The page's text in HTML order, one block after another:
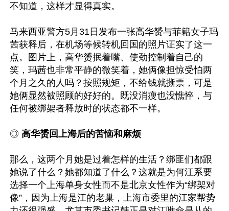
不知道，这样才显得真实。
马来西亚警方5月31日发布一张高华赟与菲籍女子玛
茜获释后，在机场等候转机回国的照片证实了这一
点。图片上，高华赟抿着嘴、使劲控制着自己的
笑，玛茜也非常平静的微笑着，她俩像担惊受怕两
个月之久的人吗？按照规矩，不给钱就撕票，可是
她俩显然被照顾的好好的。既没消瘦也没憔悴，与
任何被绑架者释放时的状态都不一样。
◎ 高华赟回上海后的苦恼和麻烦
那么，这两个月她是过着怎样的生活？绑匪们都跟
她说了什么？她都知道了什么？这就是为何江系要
选择一个上海单身女性而不是北京女性作为“绑架对
像”，因为上海是江的老巢，上海市委里的江家帮势